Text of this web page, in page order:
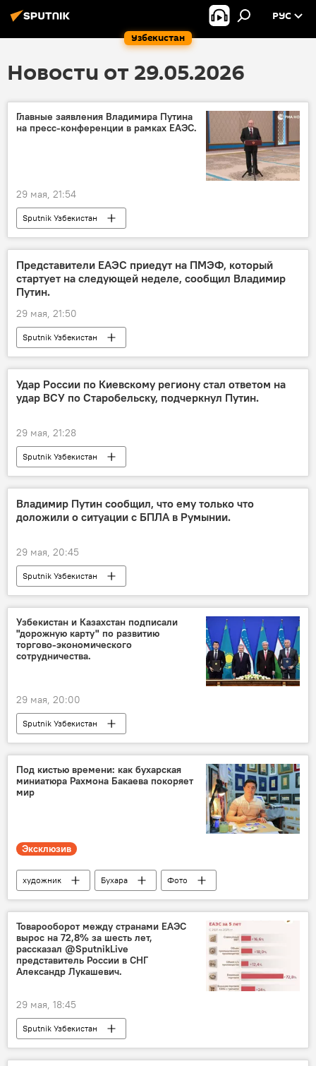
Узбекистан
РУС
Новости от 29.05.2026
Главные заявления Владимира Путина
на пресс-конференции в рамках ЕАЭС.
29 мая, 21:54
Sputnik Узбекистан
Представители ЕАЭС приедут на ПМЭФ, который
стартует на следующей неделе, сообщил Владимир
Путин.
29 мая, 21:50
Sputnik Узбекистан
Удар России по Киевскому региону стал ответом на
удар ВСУ по Старобельску, подчеркнул Путин.
29 мая, 21:28
Sputnik Узбекистан
Владимир Путин сообщил, что ему только что
доложили о ситуации с БПЛА в Румынии.
29 мая, 20:45
Sputnik Узбекистан
Узбекистан и Казахстан подписали
"дорожную карту" по развитию
торгово-экономического
сотрудничества.
29 мая, 20:00
Sputnik Узбекистан
Под кистью времени: как бухарская
миниатюра Рахмона Бакаева покоряет
мир
Эксклюзив
художник Бухара
Фото
фотолента
картины
искусство
творчество
Товарооборот между странами ЕАЭС
вырос на 72,8% за шесть лет,
рассказал @SputnikLive
представитель России в СНГ
Александр Лукашевич.
29 мая, 18:45
Sputnik Узбекистан